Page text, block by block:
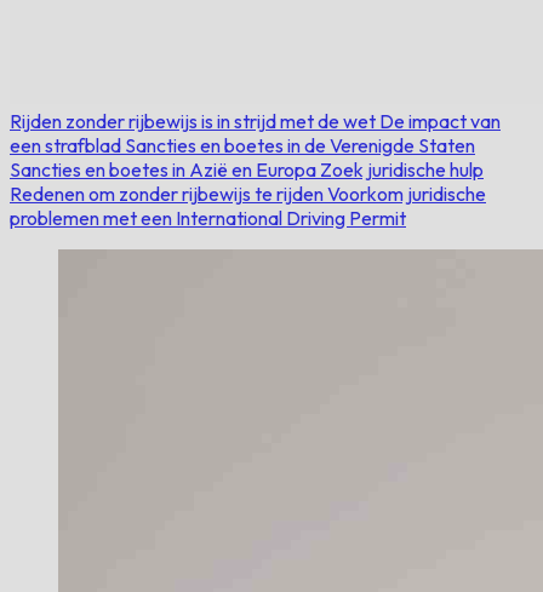
Rijden zonder rijbewijs is in strijd met de wet De impact van
een strafblad Sancties en boetes in de Verenigde Staten
Sancties en boetes in Azië en Europa Zoek juridische hulp
Redenen om zonder rijbewijs te rijdenVoorkom juridische
problemen met een International Driving Permit